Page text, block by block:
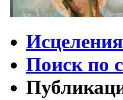
Исцеления
Поиск по